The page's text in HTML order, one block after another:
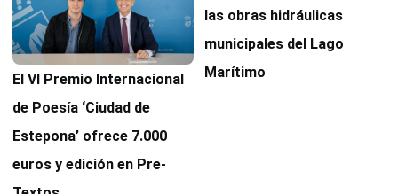
El VI Premio Internacional
de Poesía ‘Ciudad de
Estepona’ ofrece 7.000
euros y edición en Pre-
las obras hidráulicas
municipales del Lago
Marítimo